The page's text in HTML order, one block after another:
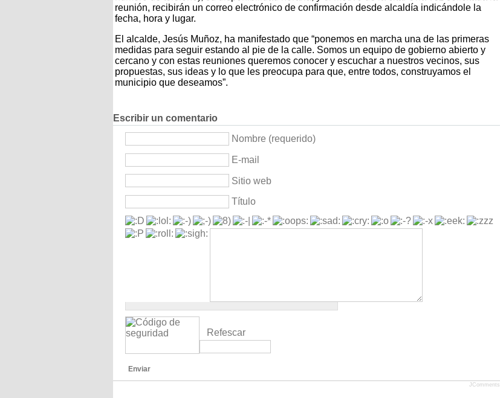
reunión, recibirán un correo electrónico de confirmación desde alcaldía indicándole la
fecha, hora y lugar.
El alcalde, Jesús Muñoz, ha manifestado que “ponemos en marcha una de las primeras
medidas para seguir estando al pie de la calle. Somos un equipo de gobierno abierto y
cercano y con estas reuniones queremos conocer y escuchar a nuestros vecinos, sus
propuestas, sus ideas y lo que les preocupa para que, entre todos, construyamos el
municipio que deseamos”.
Escribir un comentario
Nombre (requerido)
E-mail
Sitio web
Título
Refescar
Enviar
JComments